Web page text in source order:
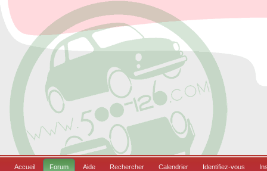
Accueil Forum Aide Rechercher Calendrier Identifiez-vous